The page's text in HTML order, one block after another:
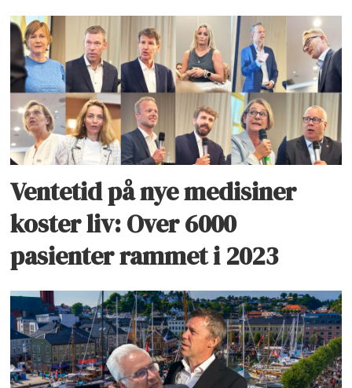
Ventetid på nye medisiner
koster liv: Over 6000
pasienter rammet i 2023